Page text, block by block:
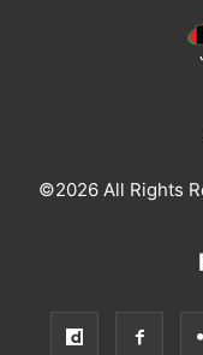
©2026 All Rights